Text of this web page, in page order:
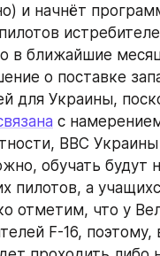
и начнёт
в ближайшие
о поставке
для Украины,
с
ВВС
обучать будут
пилотов, а
отметим, что у
F-16, поэтому,